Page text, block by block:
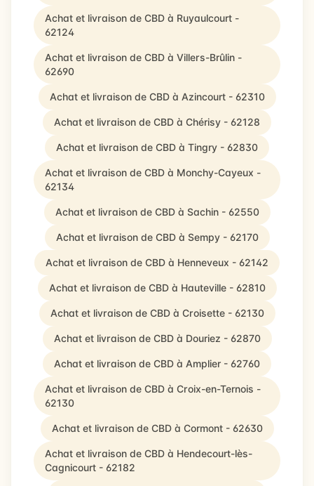
Achat et livraison de CBD à Ruyaulcourt -
62124
Achat et livraison de CBD à Villers-Brûlin -
62690
Achat et livraison de CBD à Azincourt - 62310
Achat et livraison de CBD à Chérisy - 62128
Achat et livraison de CBD à Tingry - 62830
Achat et livraison de CBD à Monchy-Cayeux -
62134
Achat et livraison de CBD à Sachin - 62550
Achat et livraison de CBD à Sempy - 62170
Achat et livraison de CBD à Henneveux - 62142
Achat et livraison de CBD à Hauteville - 62810
Achat et livraison de CBD à Croisette - 62130
Achat et livraison de CBD à Douriez - 62870
Achat et livraison de CBD à Amplier - 62760
Achat et livraison de CBD à Croix-en-Ternois -
62130
Achat et livraison de CBD à Cormont - 62630
Achat et livraison de CBD à Hendecourt-lès-
Cagnicourt - 62182